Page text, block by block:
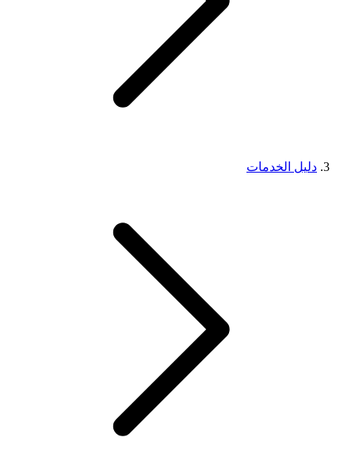
دليل الخدمات